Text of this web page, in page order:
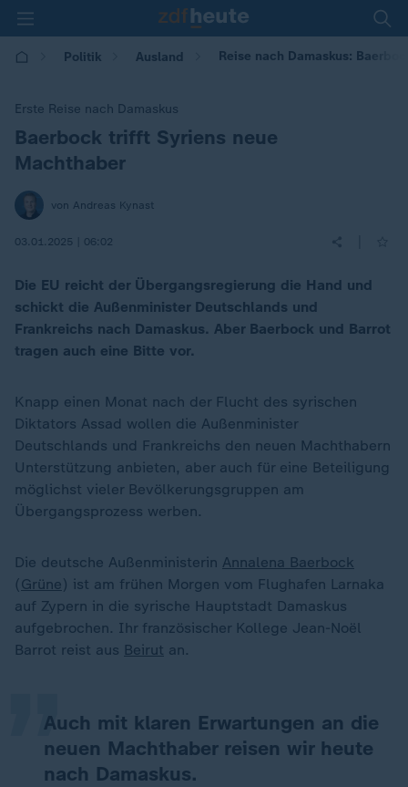
Politik Ausland Reise nach Damaskus:
Erste Reise nach Damaskus
:Baerbock trifft Syriens neue
Machthaber
von Andreas Kynast
03.01.2025 | 06:02
Die EU reicht der Übergangsregierung die Hand und
schickt die Außenminister Deutschlands und
Frankreichs nach Damaskus. Aber Baerbock und Barrot
tragen auch eine Bitte vor.
Knapp einen Monat nach der Flucht des syrischen
Diktators Assad wollen die Außenminister
Deutschlands und Frankreichs den neuen Machthabern
Unterstützung anbieten, aber auch für eine Beteiligung
möglichst vieler Bevölkerungsgruppen am
Übergangsprozess werben.
Die deutsche Außenministerin Annalena Baerbock
(Grüne) ist am frühen Morgen vom Flughafen Larnaka
auf Zypern in die syrische Hauptstadt Damaskus
aufgebrochen. Ihr französischer Kollege Jean-Noël
Barrot reist aus Beirut an.
Auch mit klaren Erwartungen an die
neuen Machthaber reisen wir heute
nach Damaskus.
„